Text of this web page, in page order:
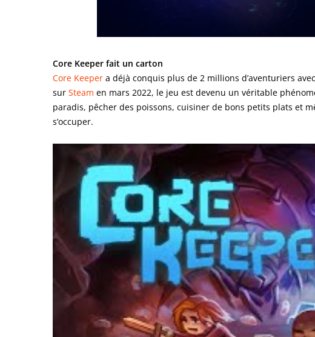
Core Keeper fait un carton
Core Keeper a déjà conquis plus de 2 millions d’aventuriers
sur Steam en mars 2022, le jeu est devenu un véritable
paradis, pêcher des poissons, cuisiner de bons petits plats et
s’occuper.